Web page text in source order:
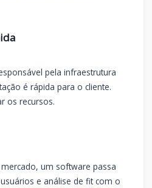
pela infraestrutura
é rápida para o cliente.
os recursos.
um software passa
e análise de fit com o